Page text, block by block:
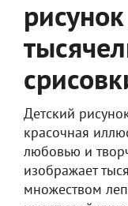
Детский
красочная
любовью и
изображает
множеством